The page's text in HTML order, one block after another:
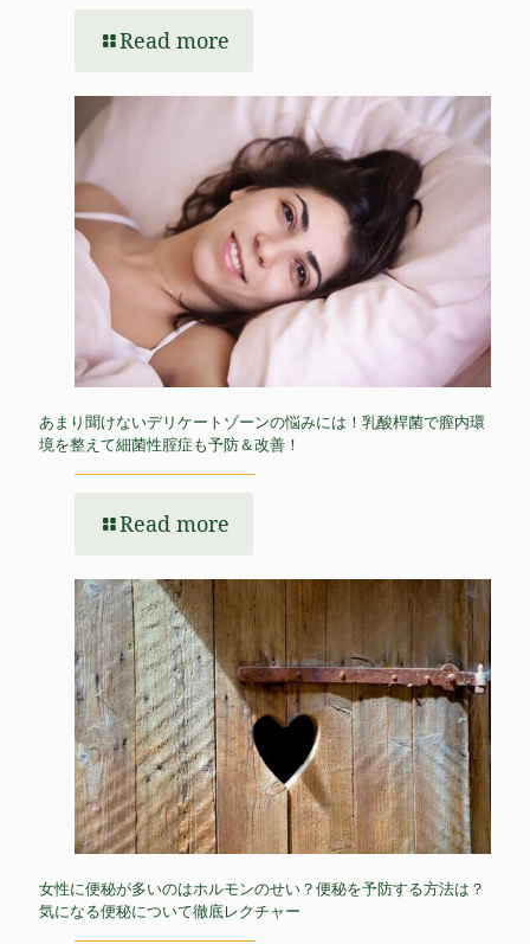
Read more
あまり聞けないデリケートゾーンの悩みには！乳酸桿菌で膣内環
境を整えて細菌性腟症も予防＆改善！
Read more
女性に便秘が多いのはホルモンのせい？便秘を予防する方法は？
気になる便秘について徹底レクチャー